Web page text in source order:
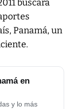
buscará
Panamá, un
en
y lo más